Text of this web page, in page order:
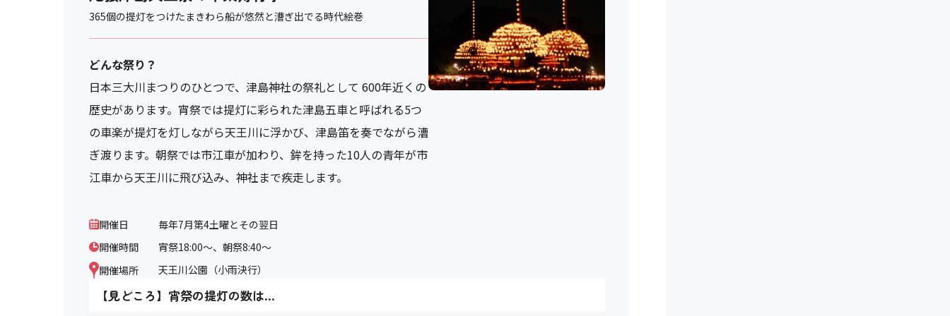
365個の提灯をつけたまきわら船が悠然と漕ぎ出でる時代絵巻
どんな祭り？
日本三大川まつりのひとつで、津島神社の祭礼として 600年近くの
歴史があります。宵祭では提灯に彩られた津島五車と呼ばれる5つ
の車楽が提灯を灯しながら天王川に浮かび、津島笛を奏でながら漕
ぎ渡ります。朝祭では市江車が加わり、鉾を持った10人の青年が市
江車から天王川に飛び込み、神社まで疾走します。
開催日
毎年7月第4土曜とその翌日
開催時間
宵祭18:00～、朝祭8:40～
開催場所
天王川公園（小雨決行）
【見どころ】宵祭の提灯の数は…